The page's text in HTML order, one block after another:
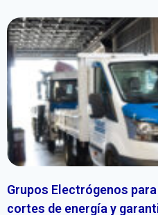
Grupos Electrógenos
cortes de energía y